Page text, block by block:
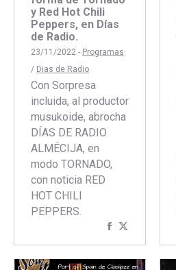
y Red Hot Chili
Peppers, en Días
de Radio.
23/11/2022 - Programas
/ Dias de Radio
Con Sorpresa
incluida, al productor
musukoide, abrocha
DÍAS DE RADIO
ALMÉCIJA, en
modo TORNADO,
con noticia RED
HOT CHILI
PEPPERS.
Compartir
con
Facebook
con
Twitter